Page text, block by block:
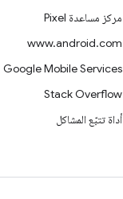
مركز مساعدة Pixel
www.android.com
Google Mobile Services
Stack Overflow
أداة تتبّع المشاكل